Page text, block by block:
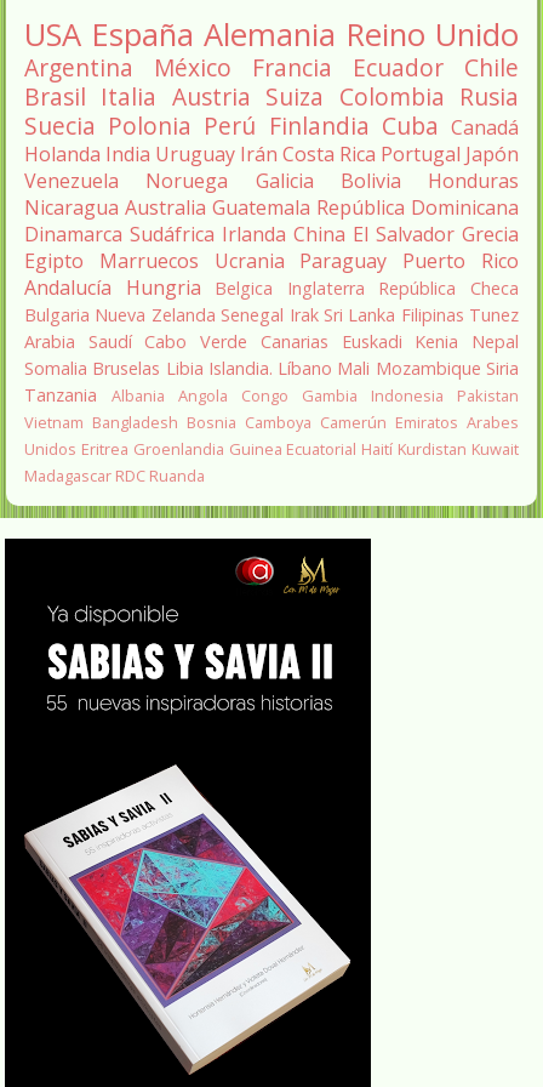
USA España Alemania Reino Unido
Argentina México Francia Ecuador
Chile
Brasil Italia Austria Suiza Colombia Rusia
Suecia Polonia Perú Finlandia Cuba Canadá
Holanda India Uruguay Irán Costa Rica Portugal Japón
Venezuela
Noruega Galicia Bolivia
Honduras
Nicaragua Australia Guatemala República Dominicana
Dinamarca Sudáfrica Irlanda China El Salvador Grecia
Egipto
Marruecos Ucrania Paraguay
Puerto Rico
Andalucía
Hungria Belgica Inglaterra
República Checa
Bulgaria Nueva Zelanda Senegal Irak Sri Lanka Filipinas Tunez
Arabia Saudí Cabo Verde Canarias Euskadi Kenia
Nepal
Somalia Bruselas Libia Islandia. Líbano Mali Mozambique Siria
Tanzania
Albania Angola Congo Gambia Indonesia
Pakistan
Vietnam Bangladesh Bosnia Camboya Camerún Emiratos Arabes
Unidos Eritrea Groenlandia Guinea Ecuatorial Haití Kurdistan Kuwait
Madagascar RDC Ruanda